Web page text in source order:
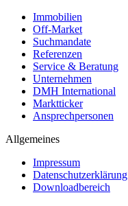
Immobilien
Off-Market
Suchmandate
Referenzen
Service & Beratung
Unternehmen
DMH International
Marktticker
Ansprechpersonen
Allgemeines
Impressum
Datenschutzerklärung
Downloadbereich